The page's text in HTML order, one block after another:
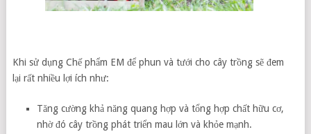
Khi sử dụng Chế phẩm EM để phun và tưới cho cây trồng sẽ đem
lại rất nhiều lợi ích như:
Tăng cường khả năng quang hợp và tổng hợp chất hữu cơ,
nhờ đó cây trồng phát triển mau lớn và khỏe mạnh.